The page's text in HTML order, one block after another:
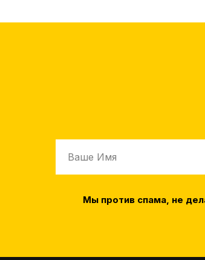
Мы против спама, не